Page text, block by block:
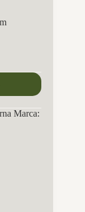
Marca: